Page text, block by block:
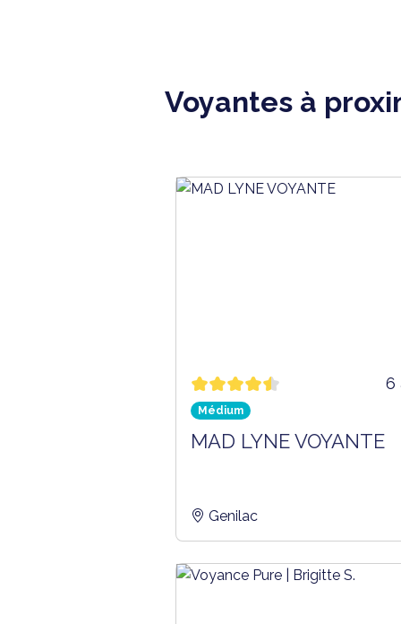
Voyantes à
6
Médium
MAD LYNE VOYANTE
Genilac